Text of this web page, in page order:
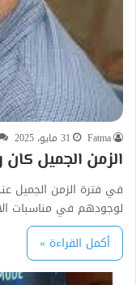
Fatma 31 مايو، 2025
الزمن الجميل كان
في فترة الزمن الجميل
لوجودهم في مناسبات
أكمل القراءة »